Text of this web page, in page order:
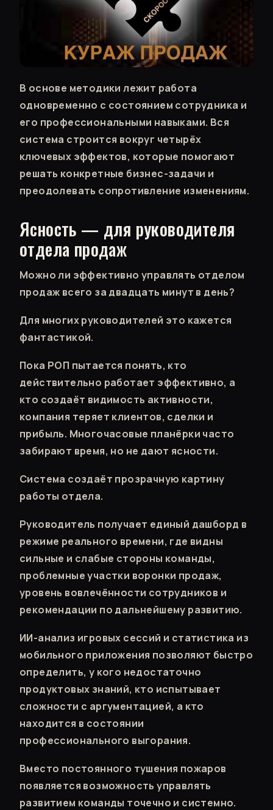
В основе методики лежит работа
одновременно с состоянием сотрудника и
его профессиональными навыками. Вся
система строится вокруг четырёх
ключевых эффектов, которые помогают
решать конкретные бизнес-задачи и
преодолевать сопротивление изменениям.
Ясность — для руководителя
отдела продаж
Можно ли эффективно управлять отделом
продаж всего за двадцать минут в день?
Для многих руководителей это кажется
фантастикой.
Пока РОП пытается понять, кто
действительно работает эффективно, а
кто создаёт видимость активности,
компания теряет клиентов, сделки и
прибыль. Многочасовые планёрки часто
забирают время, но не дают ясности.
Система создаёт прозрачную картину
работы отдела.
Руководитель получает единый дашборд в
режиме реального времени, где видны
сильные и слабые стороны команды,
проблемные участки воронки продаж,
уровень вовлечённости сотрудников и
рекомендации по дальнейшему развитию.
ИИ-анализ игровых сессий и статистика из
мобильного приложения позволяют быстро
определить, у кого недостаточно
продуктовых знаний, кто испытывает
сложности с аргументацией, а кто
находится в состоянии
профессионального выгорания.
Вместо постоянного тушения пожаров
появляется возможность управлять
развитием команды точечно и системно.